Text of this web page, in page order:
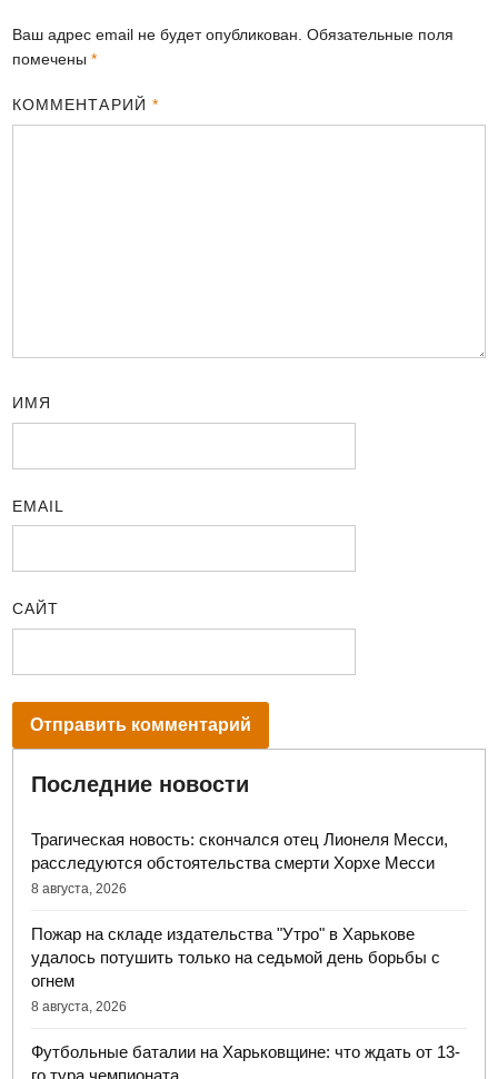
Ваш адрес email не будет опубликован. Обязательные поля
помечены*
КОММЕНТАРИЙ *
ИМЯ
EMAIL
САЙТ
Последние новости
Трагическая новость: скончался отец Лионеля Месси,
расследуются обстоятельства смерти Хорхе Месси
8 августа, 2026
Пожар на складе издательства "Утро" в Харькове
удалось потушить только на седьмой день борьбы с
огнем
8 августа, 2026
Футбольные баталии на Харьковщине: что ждать от 13-
го тура чемпионата